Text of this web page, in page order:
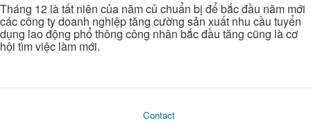
Tháng 12 là tất niên của năm củ chuẩn bị để bắc đầu năm mới
các công ty doanh nghiệp tăng cường sản xuất nhu cầu tuyển
dụng lao động phổ thông công nhân bắc đầu tăng cũng là cơ
hội tìm việc làm mới.
Contact